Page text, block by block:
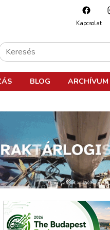
Kapcsolat
BLOG ARCHÍVUM